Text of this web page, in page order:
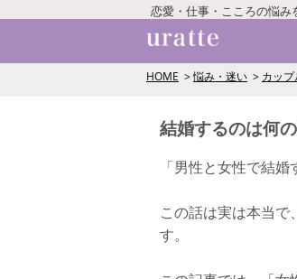
恋愛・仕事・こころの悩み
HOME 悩み・迷い カッ
結婚するのは何
「男性と女性で結
この話は実は本当で、
す。